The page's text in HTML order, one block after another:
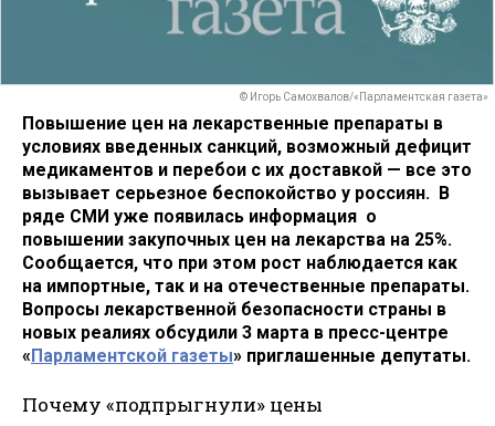
© Игорь Самохвалов/«Парламентская газета»
Повышение цен на лекарственные препараты в
условиях введенных санкций, возможный дефицит
медикаментов и перебои с их доставкой — все это
вызывает серьезное беспокойство у россиян. В
ряде СМИ уже появилась информация о
повышении закупочных цен на лекарства на 25%.
Сообщается, что при этом рост наблюдается как
на импортные, так и на отечественные препараты.
Вопросы лекарственной безопасности страны в
новых реалиях обсудили 3 марта в пресс-центре
«Парламентской газеты» приглашенные депутаты.
Почему «подпрыгнули» цены